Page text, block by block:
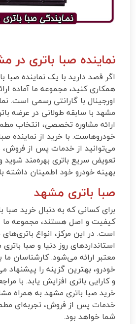
نماینده صبا باتری در
اگر قصد دارید با یک نماینده صبا
همکاری کنید، مجموعه ما آماده
اورجینال با گارانتی رسمی است.
مشهد با سابقه طولانی در عرضه
ارائه مشاوره تخصصی، انتخاب
خودروهاست. با خرید از نماینده
می‌توانید از خدمات پس از
تعویض سریع باتری بهره‌مند شوید
بهینه خودرو خود اطمینان داشته
صبا باتری مشهد
برای کسانی که به دنبال خرید صبا
کیفیت و اصل هستند، مجموعه ما
است. در این مرکز، انواع باتری‌های
استانداردهای روز دنیا و صبا
معتبر ارائه می‌شود. کارشناسان ما
خودرو، بهترین گزینه را پیشنهاد
و کارایی باتری افزایش یابد. با
خرید صبا باتری مشهد به همراه
خدمات پس از فروش، تجربه‌ای
شما خواهد بود.